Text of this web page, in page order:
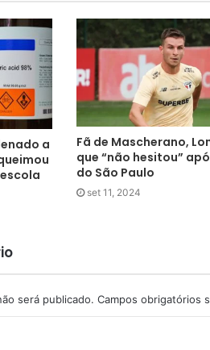
a
Fã de Mascherano,
que “não hesitou”
do São Paulo
set 11, 2024
será publicado. Campos obrigatórios